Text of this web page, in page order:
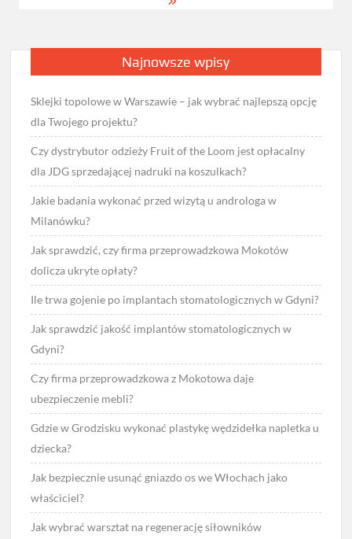
Najnowsze wpisy
Sklejki topolowe w Warszawie – jak wybrać najlepszą opcję
dla Twojego projektu?
Czy dystrybutor odzieży Fruit of the Loom jest opłacalny
dla JDG sprzedającej nadruki na koszulkach?
Jakie badania wykonać przed wizytą u androloga w
Milanówku?
Jak sprawdzić, czy firma przeprowadzkowa Mokotów
dolicza ukryte opłaty?
Ile trwa gojenie po implantach stomatologicznych w Gdyni?
Jak sprawdzić jakość implantów stomatologicznych w
Gdyni?
Czy firma przeprowadzkowa z Mokotowa daje
ubezpieczenie mebli?
Gdzie w Grodzisku wykonać plastykę wędzidełka napletka u
dziecka?
Jak bezpiecznie usunąć gniazdo os we Włochach jako
właściciel?
Jak wybrać warsztat na regenerację siłowników